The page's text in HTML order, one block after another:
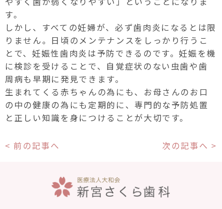
す。
しかし、すべての妊婦が、必ず歯肉炎になるとは限
りません。日頃のメンテナンスをしっかり行うこ
とで、妊娠性歯肉炎は予防できるのです。妊娠を機
に検診を受けることで、自覚症状のない虫歯や歯
周病も早期に発見できます。
生まれてくる赤ちゃんの為にも、お母さんのお口
の中の健康の為にも定期的に、専門的な予防処置
と正しい知識を身につけることが大切です。
< 前の記事へ 次の記事へ >